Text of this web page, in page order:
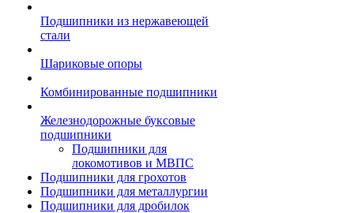
Подшипники из нержавеющей
стали
Шариковые опоры
Комбинированные подшипники
Железнодорожные буксовые
подшипники
Подшипники для
локомотивов и МВПС
Подшипники для грохотов
Подшипники для металлургии
Подшипники для дробилок